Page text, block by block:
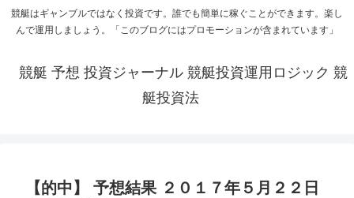
競艇はギャンブルではなく投資です。誰でも簡単に稼ぐことができます。楽し
んで運用しましょう。「このブログにはプロモーションが含まれています」
競艇 予想 投資ジャーナル 競艇投資運用ロジック 競
艇投資法
【的中】 予想結果 ２０１７年５月２２日